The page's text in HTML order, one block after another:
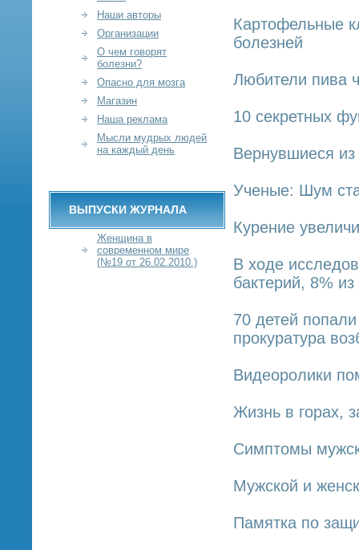
Картофельные
болезней
Любители пива
10 секретных
Вернувшиеся
Ученые: Шум
Курение
В ходе
бактерий, 8%
70 детей
прокуратура
Видеоролики
Жизнь в горах,
Симптомы
Мужской и
Памятка по
Наши авторы
Организации
О чем говорят
болезни?
Опасно для мозга
Магазин
Наша реклама
Мысли мудрых людей
на каждый день
ВЫПУСКИ ЖУРНАЛА
Женщина в
современном мире
(№19 от 26.02.2010.)